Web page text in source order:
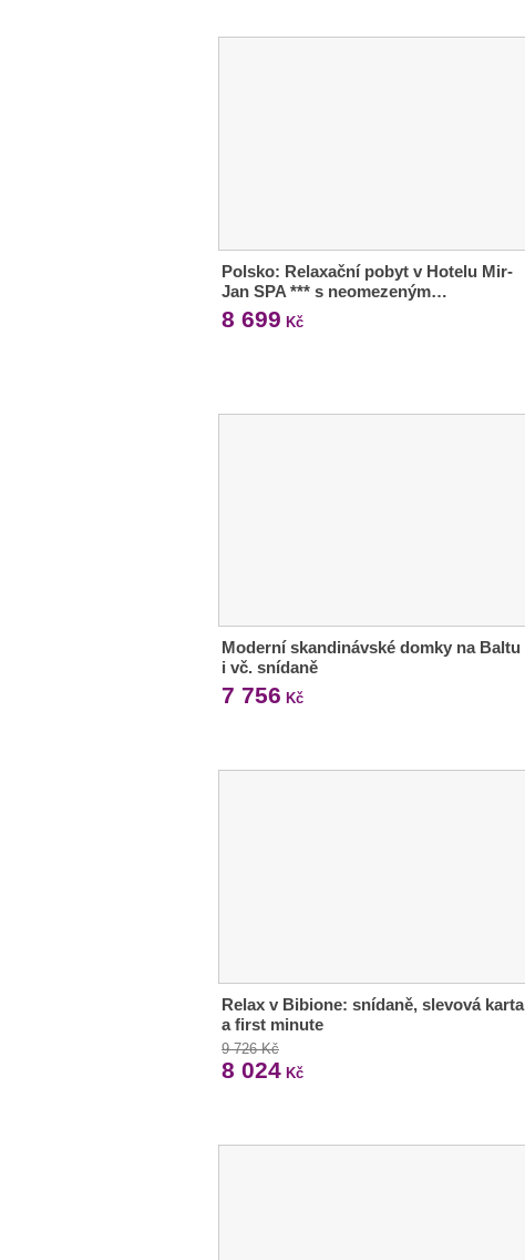
Polsko: Relaxační pobyt v Hotelu Mir-
Jan SPA *** s neomezeným…
8 699 Kč
Moderní skandinávské domky na Baltu
i vč. snídaně
7 756 Kč
Relax v Bibione: snídaně, slevová karta
a first minute
9 726 Kč
8 024 Kč